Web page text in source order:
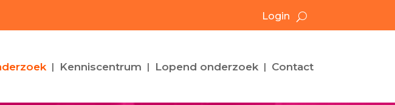
Login
Kenniscentrum Lopend onderzoek Contact